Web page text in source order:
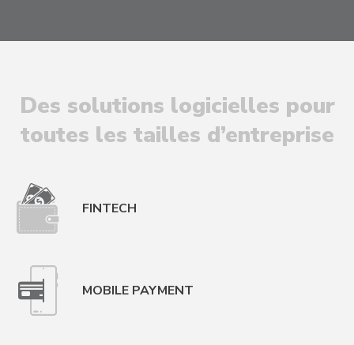
Des solutions logicielles pour
toutes les tailles d’entreprise
FINTECH
MOBILE PAYMENT